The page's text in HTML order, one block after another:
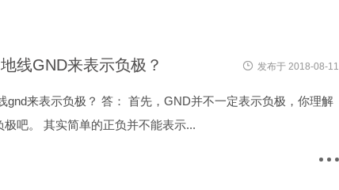
线GND来表示负极？ 发布于 2018-08-11
gnd来表示负极？ 答： 首先，GND并不一定表示负极，你理解
吧。 其实简单的正负并不能表示...